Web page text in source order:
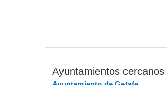
Ayuntamientos cercanos